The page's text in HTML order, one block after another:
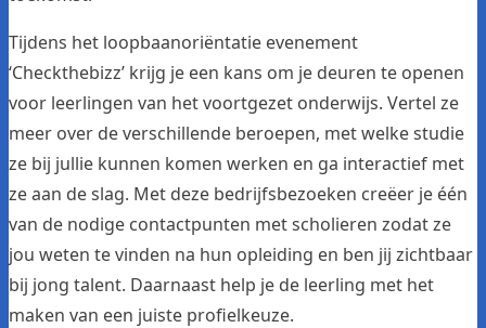
Tijdens het loopbaanoriëntatie evenement
‘Checkthebizz’ krijg je een kans om je deuren te openen
voor leerlingen van het voortgezet onderwijs. Vertel ze
meer over de verschillende beroepen, met welke studie
ze bij jullie kunnen komen werken en ga interactief met
ze aan de slag. Met deze bedrijfsbezoeken creëer je één
van de nodige contactpunten met scholieren zodat ze
jou weten te vinden na hun opleiding en ben jij zichtbaar
bij jong talent. Daarnaast help je de leerling met het
maken van een juiste profielkeuze.